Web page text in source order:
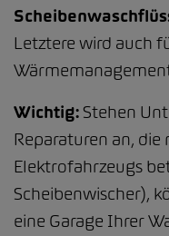
Letztere wird auch
Wichtig: Stehen
Reparaturen an,
Elektrofahrzeugs
Scheibenwischer),
eine Garage Ihrer